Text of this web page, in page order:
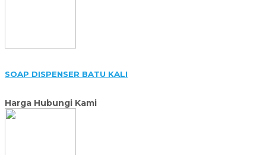
SOAP DISPENSER BATU KALI
Harga Hubungi Kami